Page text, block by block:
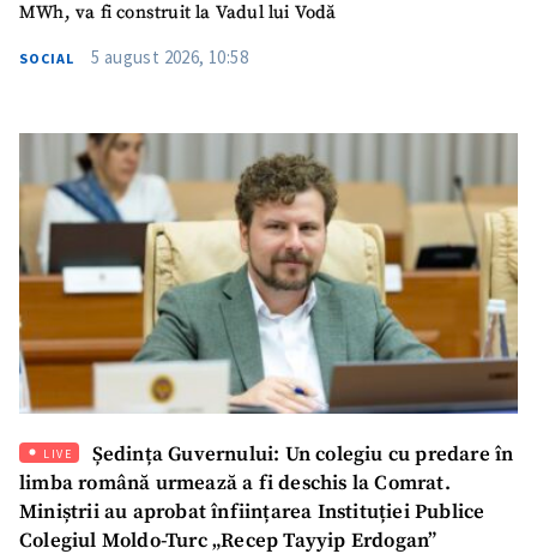
SUSȚINE
MWh, va fi construit la Vadul lui Vodă
SOCIAL 5 august 2026, 10:58
LIVE
Ședința Guvernului: Un colegiu cu predare în
limba română urmează a fi deschis la Comrat.
Miniștrii au aprobat înființarea Instituției Publice
Colegiul Moldo-Turc „Recep Tayyip Erdogan”